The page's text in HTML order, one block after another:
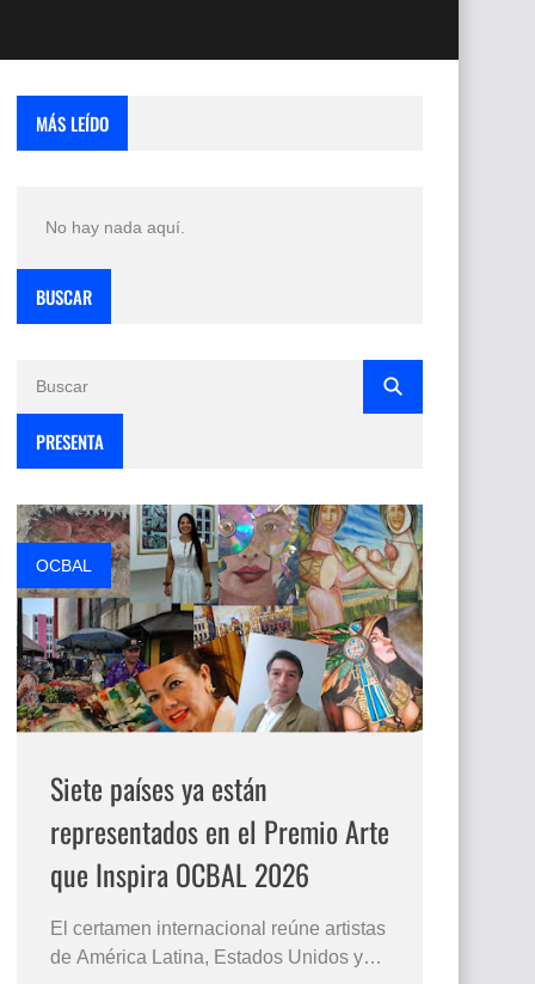
MÁS LEÍDO
No hay nada aquí.
BUSCAR
PRESENTA
OCBAL
Siete países ya están
representados en el Premio Arte
que Inspira OCBAL 2026
El certamen internacional reúne artistas
de América Latina, Estados Unidos y